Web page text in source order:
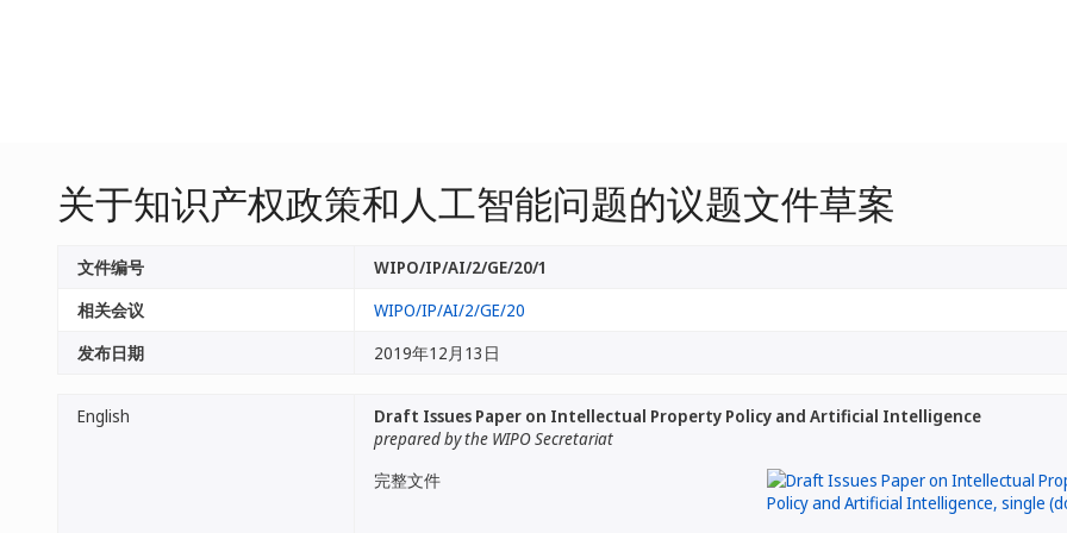
关于知识产权政策和人工智能问题的议题文件草案
文件编号
WIPO/IP/AI/2/GE/20/1
相关会议
WIPO/IP/AI/2/GE/20
发布日期
2019年12月13日
English
Draft Issues Paper on Intellectual Property Policy and Artificial Intelligence
prepared by the WIPO Secretariat
完整文件